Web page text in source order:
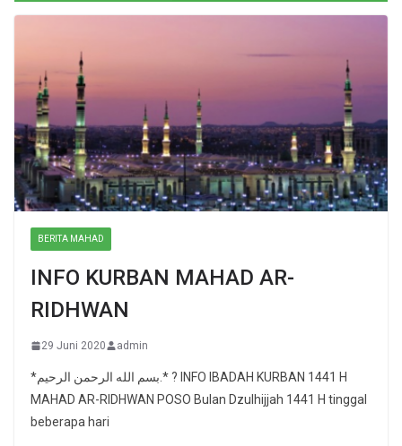
BERITA MAHAD
INFO KURBAN MAHAD AR-
RIDHWAN
29 Juni 2020 admin
*بسم الله الرحمن الرحيم.* ? INFO IBADAH KURBAN 1441 H
MAHAD AR-RIDHWAN POSO Bulan Dzulhijjah 1441 H tinggal
beberapa hari